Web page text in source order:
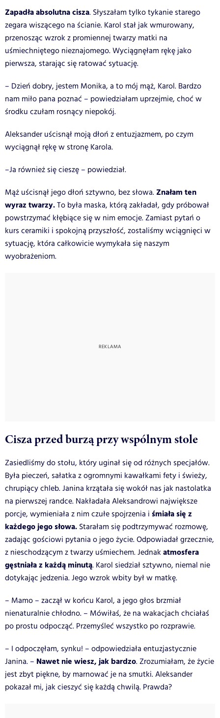
Zapadła absolutna cisza. Słyszałam tylko tykanie starego
zegara wiszącego na ścianie. Karol stał jak wmurowany,
przenosząc wzrok z promiennej twarzy matki na
uśmiechniętego nieznajomego. Wyciągnęłam rękę jako
pierwsza, starając się ratować sytuację.
– Dzień dobry, jestem Monika, a to mój mąż, Karol. Bardzo
nam miło pana poznać – powiedziałam uprzejmie, choć w
środku czułam rosnący niepokój.
Aleksander uścisnął moją dłoń z entuzjazmem, po czym
wyciągnął rękę w stronę Karola.
–Ja również się cieszę – powiedział.
Mąż uścisnął jego dłoń sztywno, bez słowa. Znałam ten
wyraz twarzy.To była maska, którą zakładał, gdy próbował
powstrzymać kłębiące się w nim emocje. Zamiast pytań o
kurs ceramiki i spokojną przyszłość, zostaliśmy wciągnięci w
sytuację, która całkowicie wymykała się naszym
wyobrażeniom.
Cisza przed burzą przy wspólnym stole
Zasiedliśmy do stołu, który uginał się od różnych specjałów.
Była pieczeń, sałatka z ogromnymi kawałkami fety i świeży,
chrupiący chleb. Janina krzątała się wokół nas jak nastolatka
na pierwszej randce. Nakładała Aleksandrowi największe
porcje, wymieniała z nim czułe spojrzenia i śmiała się z
każdego jego słowa. Starałam się podtrzymywać rozmowę,
zadając gościowi pytania o jego życie. Odpowiadał grzecznie,
z nieschodzącym z twarzy uśmiechem. Jednak atmosfera
gęstniała z każdą minutą. Karol siedział sztywno, niemal nie
dotykając jedzenia. Jego wzrok wbity był w matkę.
– Mamo – zaczął w końcu Karol, a jego głos brzmiał
nienaturalnie chłodno. – Mówiłaś, że na wakacjach chciałaś
po prostu odpocząć. Przemyśleć wszystko po rozprawie.
– I odpoczęłam, synku! – odpowiedziała entuzjastycznie
Janina. – Nawet nie wiesz, jak bardzo. Zrozumiałam, że życie
jest zbyt piękne, by marnować je na smutki. Aleksander
pokazał mi, jak cieszyć się każdą chwilą. Prawda?